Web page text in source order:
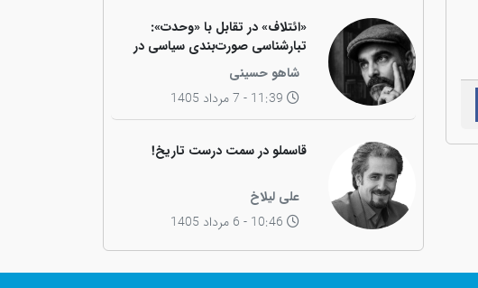
«ائتلاف» در تقابل با «وحدت»:
تبارشناسی صورت‌بندی سیاسی در
جامعه کوردی
شاهو حسینی
11:39 - 7 مرداد 1405
قاسملو در سمت درست تاریخ!
علی لیلاخ
10:46 - 6 مرداد 1405